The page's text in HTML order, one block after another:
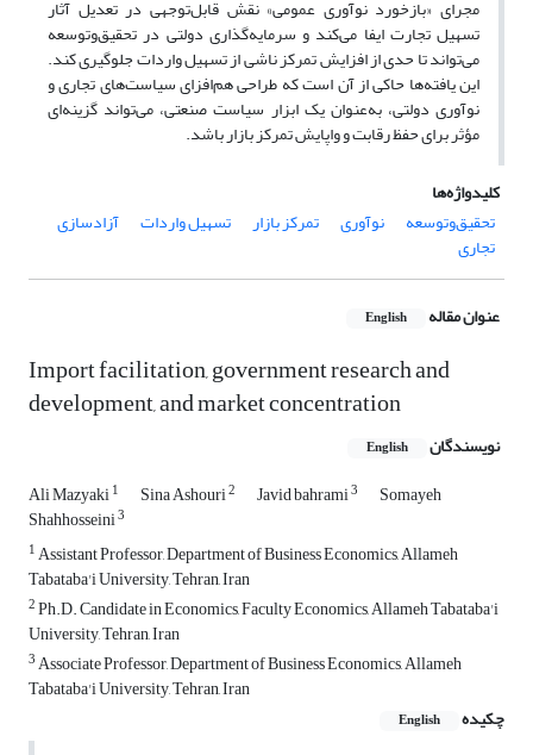
مجرای «بازخورد نوآوری عمومی» نقش قابل‌توجهی در تعدیل آثار
تسهیل تجارت ایفا می‌کند و سرمایه‌گذاری دولتی در تحقیق‌وتوسعه
می‌تواند تا حدی از افزایش تمرکز ناشی از تسهیل واردات جلوگیری کند.
این یافته‌ها حاکی از آن است که طراحی هم‌افزای سیاست‌های تجاری و
نوآوری دولتی، به‌عنوان یک ابزار سیاست صنعتی، می‌تواند گزینه‌ای
مؤثر برای حفظ رقابت و واپایش تمرکز بازار باشد.
کلیدواژه‌ها
تحقیق‌وتوسعه
نوآوری تمرکز بازار تسهیل واردات آزادسازی
تجاری
عنوان مقاله English
Import facilitation, government research and
development, and market concentration
نویسندگان English
Ali Mazyaki1 Sina Ashouri2 Javid bahrami3 Somayeh
Shahhosseini3
1Assistant Professor, Department of Business Economics, Allameh
Tabataba'i University, Tehran, Iran
2Ph.D. Candidate in Economics, Faculty Economics, Allameh Tabataba'i
University, Tehran, Iran
3Associate Professor, Department of Business Economics, Allameh
Tabataba'i University, Tehran, Iran
چکیده
English